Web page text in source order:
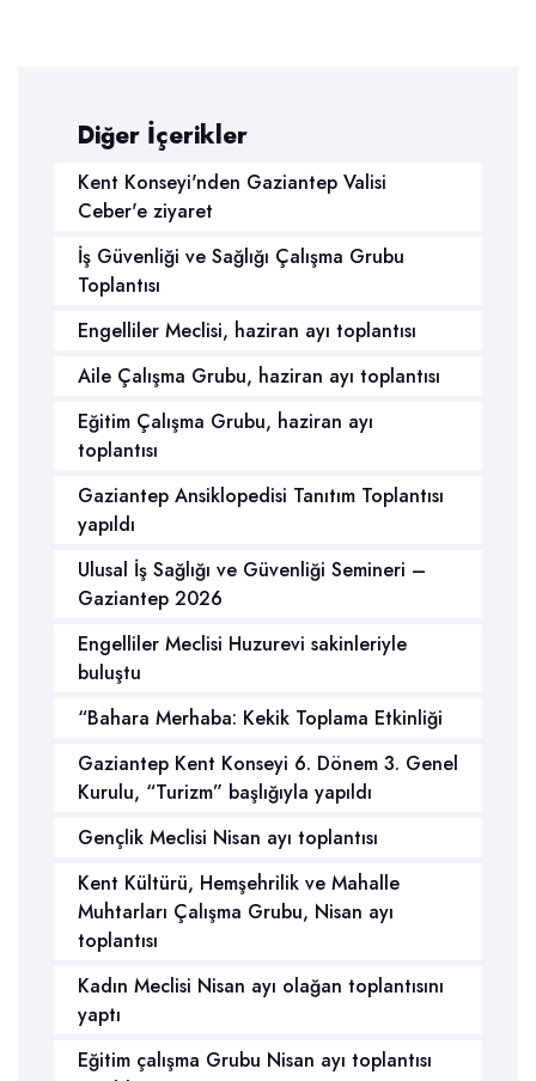
Diğer İçerikler
Kent Konseyi'nden Gaziantep Valisi
Ceber'e ziyaret
İş Güvenliği ve Sağlığı Çalışma Grubu
Toplantısı
Engelliler Meclisi, haziran ayı toplantısı
Aile Çalışma Grubu, haziran ayı toplantısı
Eğitim Çalışma Grubu, haziran ayı
toplantısı
Gaziantep Ansiklopedisi Tanıtım Toplantısı
yapıldı
Ulusal İş Sağlığı ve Güvenliği Semineri –
Gaziantep 2026
Engelliler Meclisi Huzurevi sakinleriyle
buluştu
“Bahara Merhaba: Kekik Toplama Etkinliği
Gaziantep Kent Konseyi 6. Dönem 3. Genel
Kurulu, “Turizm” başlığıyla yapıldı
Gençlik Meclisi Nisan ayı toplantısı
Kent Kültürü, Hemşehrilik ve Mahalle
Muhtarları Çalışma Grubu, Nisan ayı
toplantısı
Kadın Meclisi Nisan ayı olağan toplantısını
yaptı
Eğitim çalışma Grubu Nisan ayı toplantısı